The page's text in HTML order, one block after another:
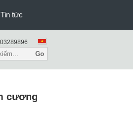
Tin tức
Go
cương